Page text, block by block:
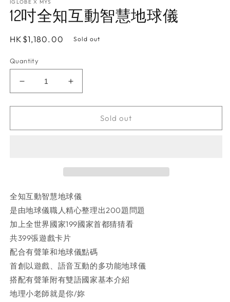
IGLOBE X MYS
12吋全知互動智慧地球儀
Regular
HK$1,180.00 Sold out
Quantity
Decrease
quantity
for
吋
智
慧
地
球
儀
Increase
quantity
for
吋
互
動
智
慧
地
球
Sold out
全知互動智慧地球儀
是由地球儀職人精心整理出200題問題
加上全世界國家199國家首都猜猜看
共399張遊戲卡片
配合有聲筆和地球儀點碼
首創以遊戲、語音互動的多功能地球儀
搭配有聲筆附有雙語國家基本介紹
地理小老師就是你/妳